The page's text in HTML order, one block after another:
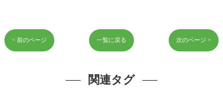
< 前のページ 一覧に戻る 次のページ >
関連タグ